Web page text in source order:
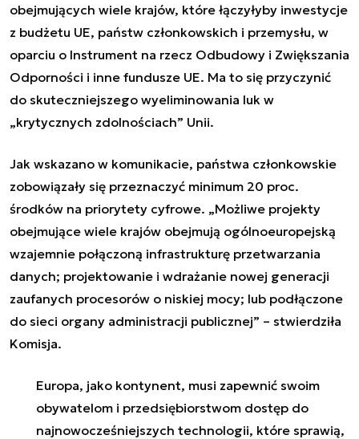
obejmujących wiele krajów, które łączyłyby inwestycje
z budżetu UE, państw członkowskich i przemysłu, w
oparciu o Instrument na rzecz Odbudowy i Zwiększania
Odporności i inne fundusze UE. Ma to się przyczynić
do skuteczniejszego wyeliminowania luk w
„krytycznych zdolnościach” Unii.
Jak wskazano w komunikacie, państwa członkowskie
zobowiązały się przeznaczyć minimum 20 proc.
środków na priorytety cyfrowe. „Możliwe projekty
obejmujące wiele krajów obejmują ogólnoeuropejską
wzajemnie połączoną infrastrukturę przetwarzania
danych; projektowanie i wdrażanie nowej generacji
zaufanych procesorów o niskiej mocy; lub podłączone
do sieci organy administracji publicznej” – stwierdziła
Komisja.
Europa, jako kontynent, musi zapewnić swoim
obywatelom i przedsiębiorstwom dostęp do
najnowocześniejszych technologii, które sprawią,